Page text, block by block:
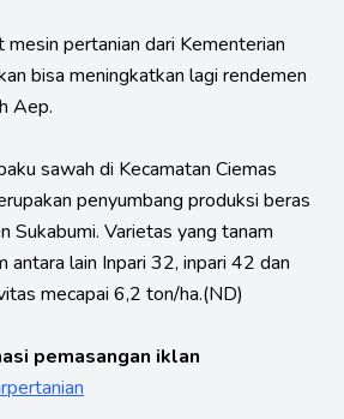
mesin pertanian dari Kementerian
bisa meningkatkan lagi rendemen
Aep.
sawah di Kecamatan Ciemas
penyumbang produksi beras
Sukabumi. Varietas yang tanam
antara lain Inpari 32, inpari 42 dan
mecapai 6,2 ton/ha.(ND)
pemasangan iklan